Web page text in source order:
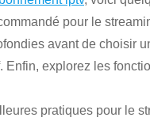
pour le
avant de choisir
Enfin, explorez les
pratiques pour le